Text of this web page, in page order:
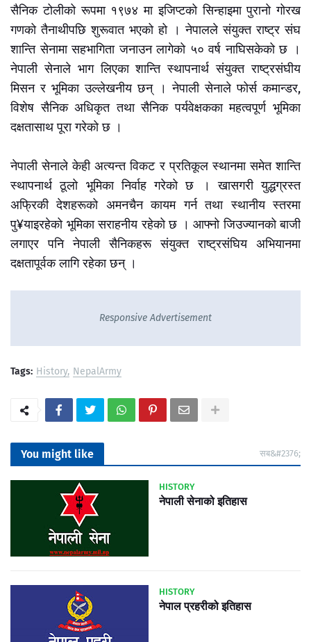
सैनिक टोलीको रूपमा १९७४ मा इजिप्टको सिन्हाइमा पुरानो गोरख
गणको तैनाथीपछि शुरूवात भएको हो । नेपालले संयुक्त राष्ट्र संघ
शान्ति सेनामा सहभागिता जनाउन लागेको ५० वर्ष नाघिसकेको छ ।
नेपाली सेनाले भाग लिएका शान्ति स्थापनार्थ संयुक्त राष्ट्रसंघीय
मिसन र भूमिका उल्लेखनीय छन् । नेपाली सेनाले फोर्स कमान्डर,
विशेष सैनिक अधिकृत तथा सैनिक पर्यवेक्षकका महत्वपूर्ण भूमिका
दक्षतासाथ पूरा गरेको छ ।
नेपाली सेनाले केही अत्यन्त विकट र प्रतिकूल स्थानमा समेत शान्ति
स्थापनार्थ ठूलो भूमिका निर्वाह गरेको छ । खासगरी युद्धग्रस्त
अफ्रिकी देशहरूको अमनचैन कायम गर्न तथा स्थानीय स्तरमा
पु¥याइरहेको भूमिका सराहनीय रहेको छ । आफ्नो जिउज्यानको बाजी
लगाएर पनि नेपाली सैनिकहरू संयुक्त राष्ट्रसंघिय अभियानमा
दक्षतापूर्वक लागि रहेका छन् ।
Responsive Advertisement
Tags: History NepalArmy
You might like सब&#2376;
HISTORY
नेपाली सेनाको इतिहास
HISTORY
नेपाल प्रहरीको इतिहास